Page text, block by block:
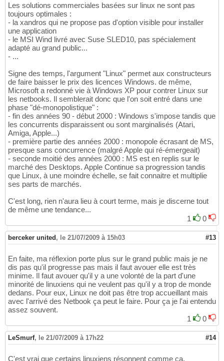
Les solutions commerciales basées sur linux ne sont pas
toujours optimales :
- la xandros qui ne propose pas d'option visible pour installer
une application
- le MSI Wind livré avec Suse SLED10, pas spécialement
adapté au grand public...
- ...
Signe des temps, l'argument "Linux" permet aux constructeurs
de faire baisser le prix des licences Windows. de même,
Microsoft a redonné vie à Windows XP pour contrer Linux sur
les netbooks. Il semblerait donc que l'on soit entré dans une
phase "dé-monopolistique" :
- fin des années 90 - début 2000 : Windows s'impose tandis que
les concurrents disparaissent ou sont marginalisés (Atari,
Amiga, Apple...)
- première partie des années 2000 : monopole écrasant de MS,
presque sans concurrence (malgré Apple qui ré-émergeait)
- seconde moitié des années 2000 : MS est en replis sur le
marché des Desktops. Apple Continue sa progression tandis
que Linux, à une moindre échelle, se fait connaitre et multiplie
ses parts de marchés.
C'est long, rien n'aura lieu à court terme, mais je discerne tout
de même une tendance...
1
0
berceker united, le 21/07/2009 à 15h03 #13
En faite, ma réflexion porte plus sur le grand public mais je ne
dis pas qu'il progresse pas mais il faut avouer elle est très
minime. Il faut avouer qu'il y a une volonté de la part d'une
minorité de linuxiens qui ne veulent pas qu'il y a trop de monde
dedans. Pour eux, Linux ne doit pas être trop accueillant mais
avec l'arrivé des Netbook ça peut le faire. Pour ça je l'ai entendu
assez souvent.
1
0
LeSmurf, le 21/07/2009 à 17h22 #14
C'est vrai que certains linuxiens résonnent comme ça.